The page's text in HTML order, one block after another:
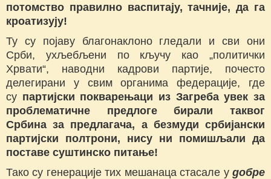
потомство правилно васпитају, тачније, да га
кроатизују!
Ту су појаву благонаклоно гледали и сви они
Срби, ухљебљени по кључу као „политички
Хрвати“, наводни кадрови партије, почесто
делегирани у свим органима федерације, где
су партијски покварењаци из Загреба увек за
проблематичне предлоге бирали таквог
Србина за предлагача, а безмуди србијански
партијски полтрони, нису ни помишљали да
поставе суштинско питање!
Тако су генерације тих мешанаца стасале у добре